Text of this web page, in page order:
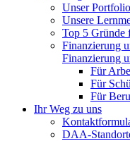
Unser Portfolio
Unsere
Top 5
Finanzierung
Finanzierung
Für
Für
Für
Ihr Weg zu uns
DAA-